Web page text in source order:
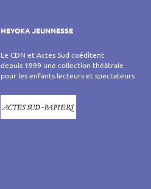
HEYOKA JEUNNESSE
Le CDN et Actes Sud coéditent
depuis 1999 une collection théâtrale
pour les enfants lecteurs et spectateurs